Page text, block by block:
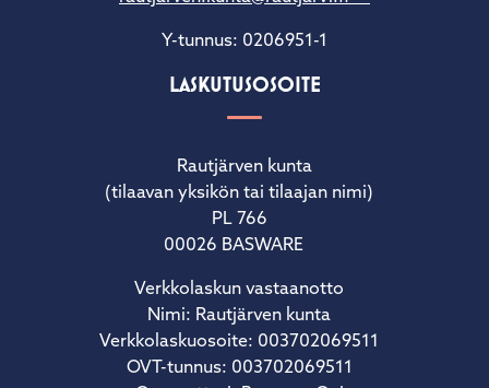
Y-tunnus: 0206951-1
LASKUTUSOSOITE
Rautjärven kunta
(tilaavan yksikön tai tilaajan nimi)
PL 766
00026 BASWARE
Verkkolaskun vastaanotto
Nimi: Rautjärven kunta
Verkkolaskuosoite: 003702069511
OVT-tunnus: 003702069511